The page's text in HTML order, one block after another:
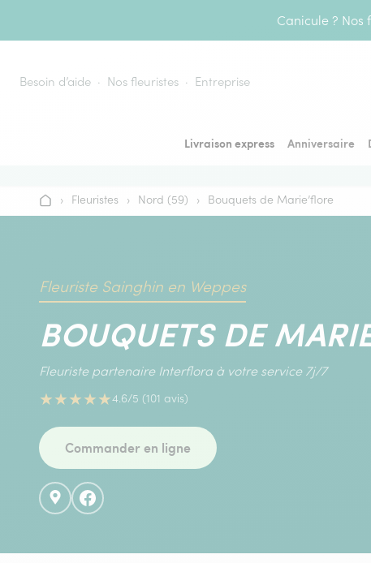
Canicule ?
Besoin d’aide Nos fleuristes Entreprise
Livraison express Anniversaire
Accueil
› Fleuristes › Nord (59) › Bouquets de Marie’flore
Fleuriste Sainghin en Weppes
BOUQUETS DE
Fleuriste partenaire Interflora à votre service 7j/7
★★★★★4.6/5 (101 avis)
Commander en ligne